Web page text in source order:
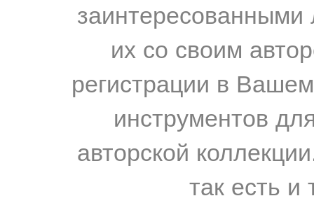
их со своим
регистрации в
инструментов
авторской
так есть и